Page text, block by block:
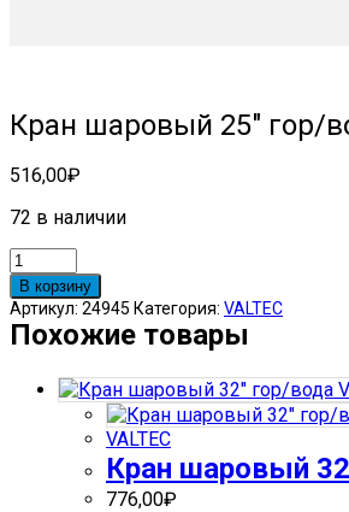
Кран шаровый 25″ гор/
516,00₽
72 в наличии
Количество
товара
Кран
шаровый
25"
вода
В корзину
Артикул: 24945 Категория: VALTEC
Похожие товары
VALTEC
Кран шаровый
776,00₽